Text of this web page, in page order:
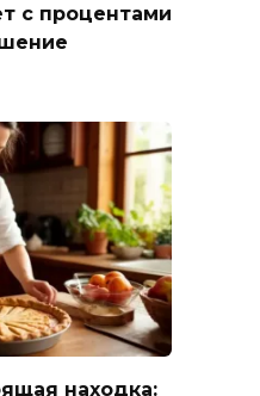
с процентами
находка: